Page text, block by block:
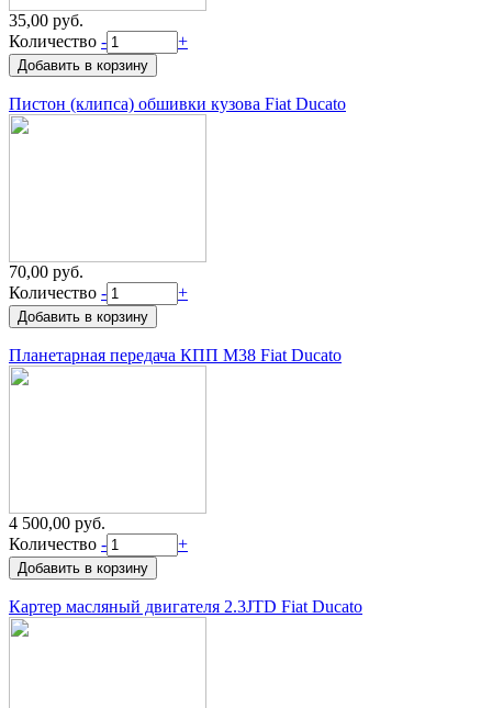
35,00 руб.
Количество - +
Пистон (клипса) обшивки кузова Fiat Ducato
70,00 руб.
Количество - +
Планетарная передача КПП M38 Fiat Ducato
4 500,00 руб.
Количество - +
Картер масляный двигателя 2.3JTD Fiat Ducato